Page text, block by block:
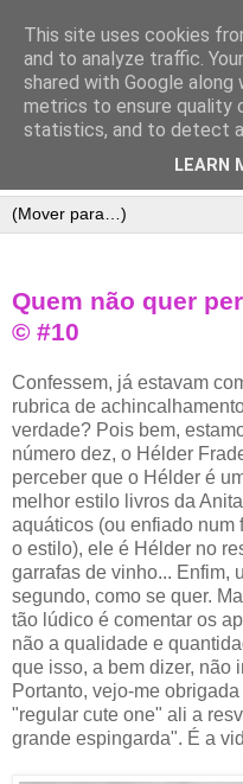
Quem não quer
© #10
Confessem, já estavam
rubrica de
verdade? Pois bem,
número dez, o Hélder
perceber que o Hélder é
melhor estilo livros da
aquáticos (ou enfiado num
o estilo), ele é Hélder no
garrafas de vinho... Enfim,
segundo, como se quer.
tão lúdico é comentar os
não a qualidade e
que isso, a bem dizer, não
Portanto, vejo-me
"regular cute one" ali a
grande espingarda". É a
This site uses cookies
and to analyze traffic.
shared with Google
metrics to ensure quality
statistics, and to detect
LEARN